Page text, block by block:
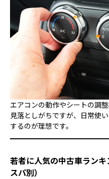
エアコンの動作やシートの調
見落としがちですが、日常使
するのが理想です。
若者に人気の中古車ラン
スパ別）